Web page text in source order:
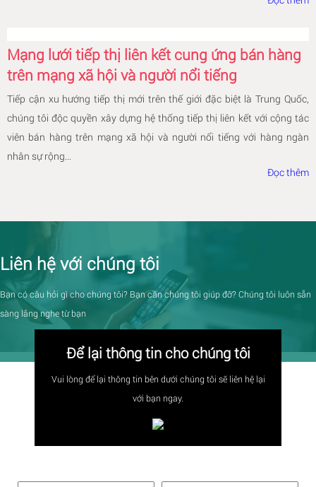
Mạng lưới tiếp thị liên kết cung ứng bán hàng
trên mạng xã hội và người nổi tiếng
Tiếp cận xu hướng tiếp thị mới trên thế giới đặc biệt là Trung Quốc,
chúng tôi độc quyền xây dựng hệ thống tiếp thị liên kết với cộng tác
viên bán hàng trên mạng xã hội và người nổi tiếng với hàng ngàn
nhân sự rộng...
Đọc thêm
Liên hệ với chúng tôi
Bạn có câu hỏi gì cho chúng tôi? Bạn cần chúng tôi giúp đỡ? Chúng tôi luôn sẵn
sàng lắng nghe từ bạn
Để lại thông tin cho chúng tôi
Vui lòng để lại thông tin bên dưới chúng tôi sẽ liên hệ lại
với bạn ngay.